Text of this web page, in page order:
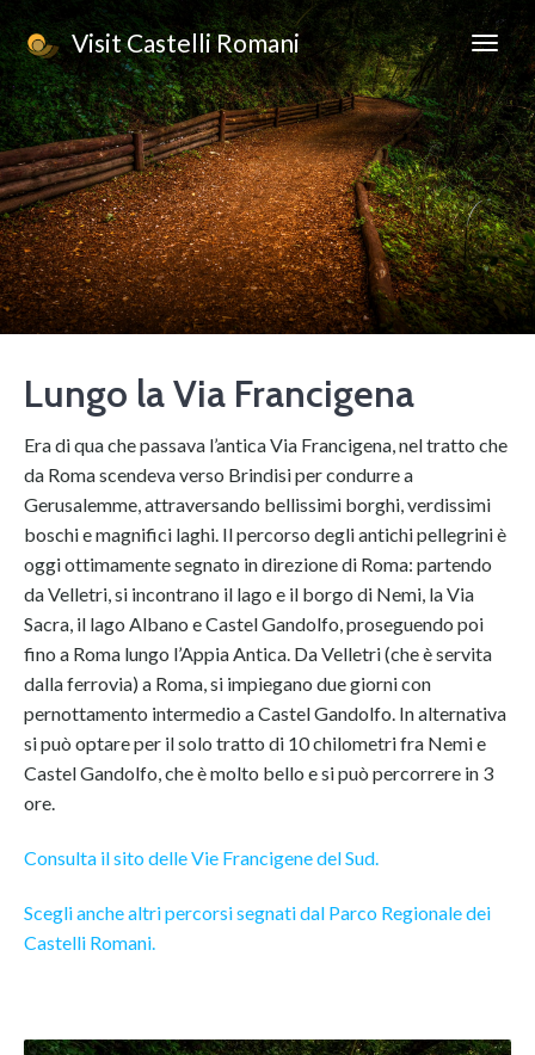
Visit Castelli Romani
Lungo la Via Francigena
Era di qua che passava l’antica Via Francigena, nel tratto che
da Roma scendeva verso Brindisi per condurre a
Gerusalemme, attraversando bellissimi borghi, verdissimi
boschi e magnifici laghi. Il percorso degli antichi pellegrini è
oggi ottimamente segnato in direzione di Roma: partendo
da Velletri, si incontrano il lago e il borgo di Nemi, la Via
Sacra, il lago Albano e Castel Gandolfo, proseguendo poi
fino a Roma lungo l’Appia Antica. Da Velletri (che è servita
dalla ferrovia) a Roma, si impiegano due giorni con
pernottamento intermedio a Castel Gandolfo. In alternativa
si può optare per il solo tratto di 10 chilometri fra Nemi e
Castel Gandolfo, che è molto bello e si può percorrere in 3
ore.
Consulta il sito delle Vie Francigene del Sud.
Scegli anche altri percorsi segnati dal Parco Regionale dei
Castelli Romani.